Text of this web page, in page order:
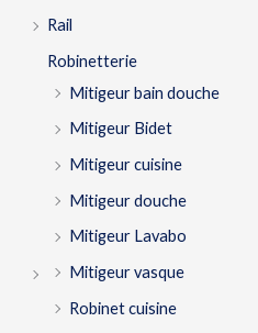
Rail
Robinetterie
Mitigeur bain douche
Mitigeur Bidet
Mitigeur cuisine
Mitigeur douche
Mitigeur Lavabo
Mitigeur vasque
Robinet cuisine